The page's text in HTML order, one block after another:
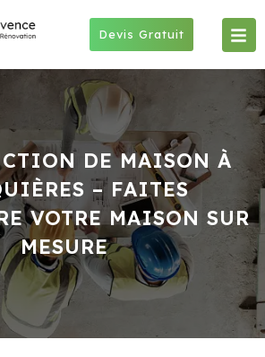
Devis Gratuit
DE MAISON À
– FAITES
VOTRE MAISON SUR
MESURE